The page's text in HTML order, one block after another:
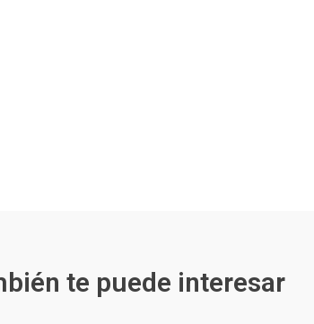
te puede interesar